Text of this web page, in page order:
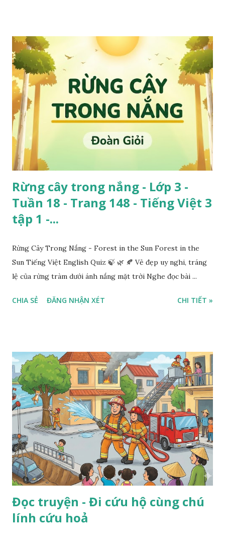
Rừng cây trong nắng - Lớp 3 -
Tuần 18 - Trang 148 - Tiếng Việt 3
tập 1 -...
Rừng Cây Trong Nắng - Forest in the Sun Forest in the
Sun Tiếng Việt English Quiz 🍃 🌿 🍂 Vẻ đẹp uy nghi, tráng
lệ của rừng tràm dưới ánh nắng mặt trời Nghe đọc bài ...
CHIA SẺ ĐĂNG NHẬN XÉT CHI TIẾT »
Đọc truyện - Đi cứu hộ cùng chú
lính cứu hoả